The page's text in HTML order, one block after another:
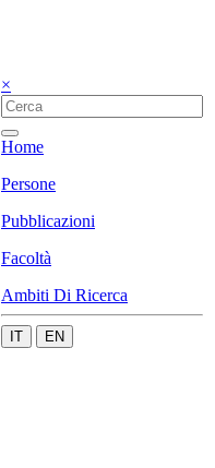
×
Home
Persone
Pubblicazioni
Facoltà
Ambiti Di Ricerca
IT EN